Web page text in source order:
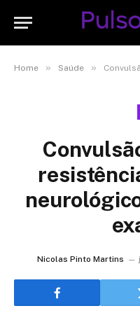
Home » Saúde » Convulsão em
Nicolas Pinto Martins